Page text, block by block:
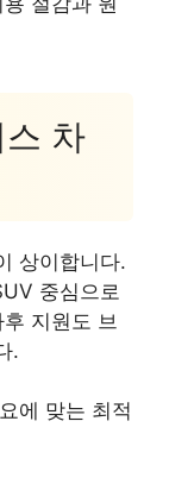
차
상이합니다.
중심으로
지원도 브
.
에 맞는 최적